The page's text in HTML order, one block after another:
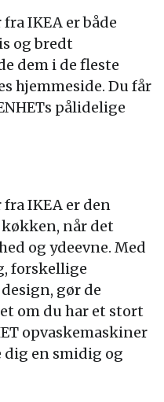
IKEA er både
og bredt
dem i de fleste
hjemmeside. Du får
pålidelige
IKEA er den
når det
og ydeevne. Med
forskellige
gør de
om du har et stort
opvaskemaskiner
dig en smidig og